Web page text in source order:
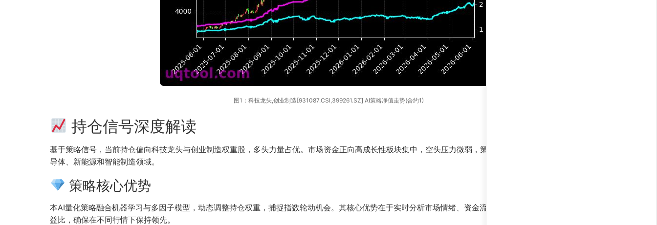
图1：科技龙头,创业制造[931087.CSI,399261.SZ] AI策略净值走势(合约1)
持仓信号深度解读
基于策略信号，当前持仓偏向科技龙头与创业制造权重股，多头力量占优。市场资金正向高成长性板块集中，空头压力微弱，策略建议维持积极配置，重点关注半
导体、新能源和智能制造领域。
策略核心优势
本AI量化策略融合机器学习与多因子模型，动态调整持仓权重，捕捉指数轮动机会。其核心优势在于实时分析市场情绪、资金流向和基本面数据，自动优化风险收
益比，确保在不同行情下保持领先。